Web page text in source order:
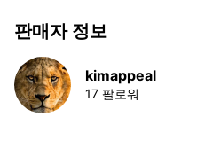
판매자 정보
kimappeal
17 팔로워